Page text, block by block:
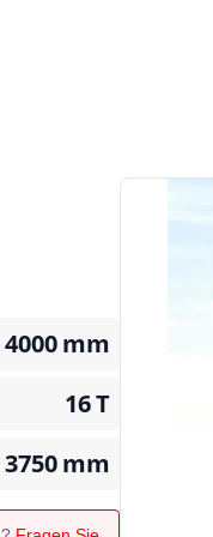
4000mm
16T
3750mm